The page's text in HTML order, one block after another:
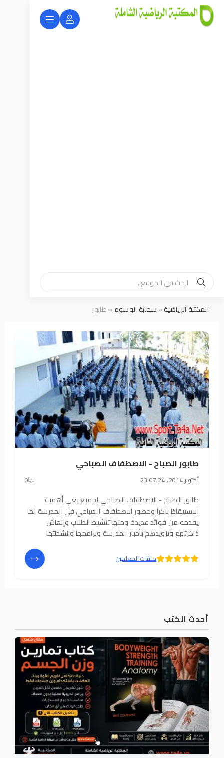
أحدث الكتب
المكتبة الرياضية» سحابة الوسوم » طابور
طابور الصباح - الاصطفاف الصباحي
23 أكتوبر 2014, 07:24 0
طابور الصباح - الاصطفاف الصباحي لجميع يعي أهمية
الاستيقاظ باكرا وحضور الاصطفاف الصباحي في المدرسة لما
يقدمه من فوائد عديدة ومنها تنشيط الطلاب وإنعاش
ذاكرتهم وتزويدهم بأخبار المدرسة وبرامجها وانشطتها
والالقاء وتعزيز الثقة بالنفس والجرأة. من خلال
ملفات المعلمين